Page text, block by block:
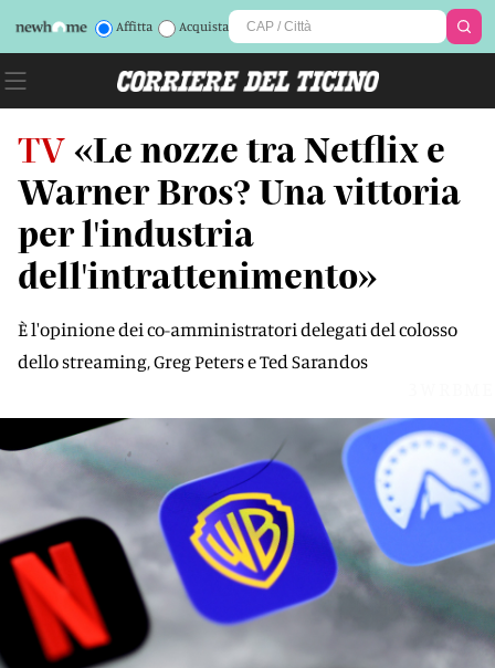
Affitta Acquista
TV «Le nozze tra Netflix e
Warner Bros? Una vittoria
per l'industria
dell'intrattenimento»
È l'opinione dei co-amministratori delegati del colosso
dello streaming, Greg Peters e Ted Sarandos